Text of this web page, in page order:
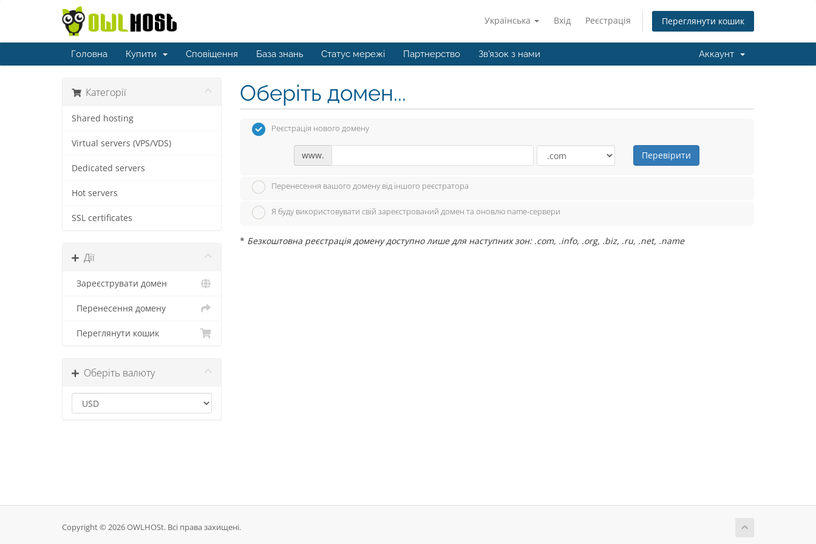
Українська Вхід Реєстрація Переглянути кошик
Головна Купити Сповіщення База знань Статус мережі Партнерство Зв'язок з нами Аккаунт
Категорії
Shared hosting
Virtual servers (VPS/VDS)
Dedicated servers
Hot servers
SSL certificates
Дії
Зареєструвати домен
Перенесення домену
Переглянути кошик
Оберіть валюту
Оберіть домен...
Реєстрація нового домену
www. Перевірити
Перенесення вашого домену від іншого реєстратора
Я буду використовувати свій зареєстрований домен та оновлю name-сервери
* Безкоштовна реєстрація домену доступно лише для наступних зон: .com, .info, .org, .biz, .ru, .net, .name
Copyright © 2026 OWLHOSt. Всі права захищені.